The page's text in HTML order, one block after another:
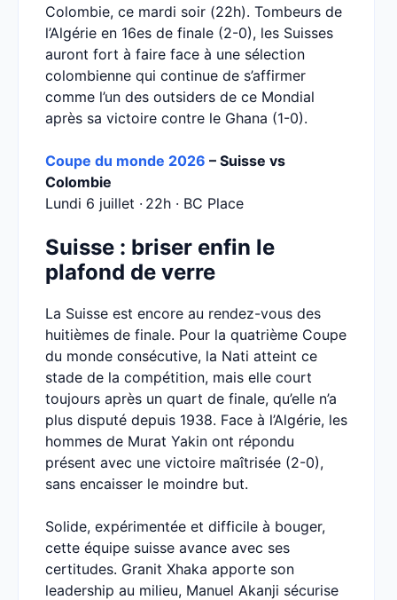
Colombie, ce mardi soir (22h). Tombeurs de
l’Algérie en 16es de finale (2-0), les Suisses
auront fort à faire face à une sélection
colombienne qui continue de s’affirmer
comme l’un des outsiders de ce Mondial
après sa victoire contre le Ghana (1-0).
Coupe du monde 2026 – Suisse vs
Colombie
Lundi 6 juillet · 22h · BC Place
Suisse : briser enfin le
plafond de verre
La Suisse est encore au rendez-vous des
huitièmes de finale. Pour la quatrième Coupe
du monde consécutive, la Nati atteint ce
stade de la compétition, mais elle court
toujours après un quart de finale, qu’elle n’a
plus disputé depuis 1938. Face à l’Algérie, les
hommes de Murat Yakin ont répondu
présent avec une victoire maîtrisée (2-0),
sans encaisser le moindre but.
Solide, expérimentée et difficile à bouger,
cette équipe suisse avance avec ses
certitudes. Granit Xhaka apporte son
leadership au milieu, Manuel Akanji sécurise